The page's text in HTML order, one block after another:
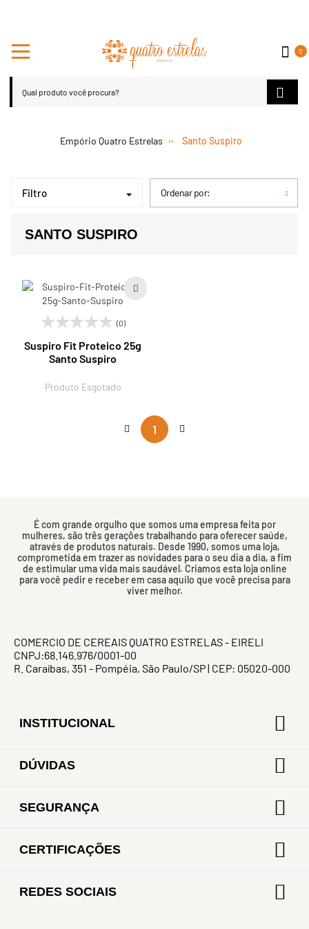
0
Santo Suspiro
SANTO SUSPIRO
Ordenar por:
(0)
Suspiro Fit Proteico 25g
Santo Suspiro
Produto Esgotado
1
Filtro
É com grande orgulho que somos uma empresa feita por
mulheres, são três gerações trabalhando para oferecer saúde,
através de produtos naturais. Desde 1990, somos uma loja,
comprometida em trazer as novidades para o seu dia a dia, a fim
de estimular uma vida mais saudável. Criamos esta loja online
para você pedir e receber em casa aquilo que você precisa para
viver melhor.
COMERCIO DE CEREAIS QUATRO ESTRELAS - EIRELI
CNPJ:68.146.976/0001-00
R. Caraíbas, 351 - Pompéia, São Paulo/SP | CEP: 05020-000
INSTITUCIONAL
DÚVIDAS
SEGURANÇA
CERTIFICAÇÕES
REDES SOCIAIS